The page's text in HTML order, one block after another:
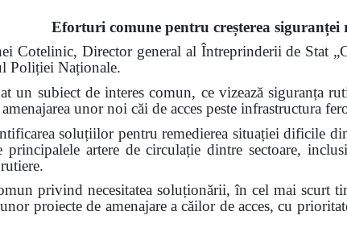
Eforturi comune pentru creșterea siguranței
Cotelinic, Director general al Întreprinderii de Stat
Poliției Naționale.
un subiect de interes comun, ce vizează siguranța
unor noi căi de acces peste infrastructura
soluțiilor pentru remedierea situației dificile
artere de circulație dintre sectoare,
privind necesitatea soluționării, în cel mai scurt
proiecte de amenajare a căilor de acces, cu